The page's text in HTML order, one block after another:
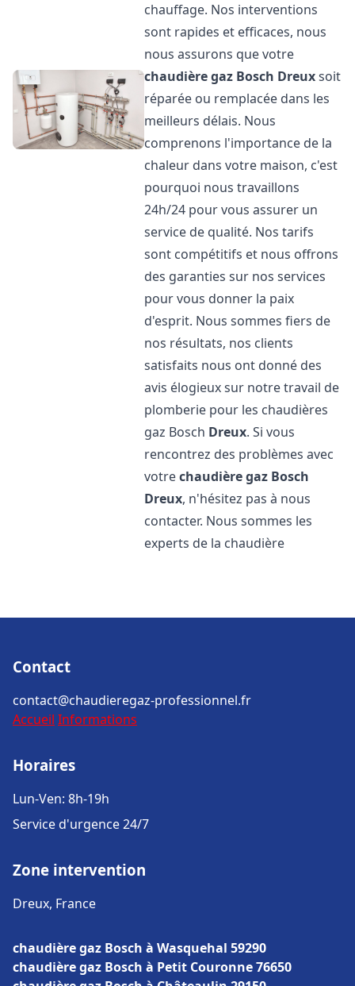
chauffage. Nos interventions
sont rapides et efficaces, nous
nous assurons que votre
chaudière gaz Bosch Dreuxsoit
réparée ou remplacée dans les
meilleurs délais. Nous
comprenons l'importance de la
chaleur dans votre maison, c'est
pourquoi nous travaillons
24h/24 pour vous assurer un
service de qualité. Nos tarifs
sont compétitifs et nous offrons
des garanties sur nos services
pour vous donner la paix
d'esprit. Nous sommes fiers de
nos résultats, nos clients
satisfaits nous ont donné des
avis élogieux sur notre travail de
plomberie pour les chaudières
gaz Bosch Dreux. Si vous
rencontrez des problèmes avec
votrechaudière gaz Bosch
Dreux, n'hésitez pas à nous
contacter. Nous sommes les
experts de la chaudière
Contact
contact@chaudieregaz-professionnel.fr
Accueil Informations
Horaires
Lun-Ven: 8h-19h
Service d'urgence 24/7
Zone intervention
Dreux, France
chaudière gaz Bosch à Wasquehal 59290
chaudière gaz Bosch à Petit Couronne 76650